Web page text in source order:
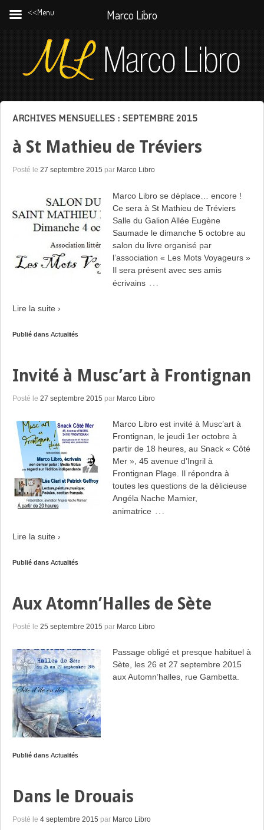
ARCHIVES MENSUELLES : SEPTEMBRE 2015
à St Mathieu de Tréviers
Posté le 27 septembre 2015 par Marco Libro
Marco Libro se déplace… encore !
Ce sera à St Mathieu de Tréviers
Salle du Galion Allée Eugène
Saumade le dimanche 5 octobre au
salon du livre organisé par
l’association « Les Mots Voyageurs »
Il sera présent avec ses amis
écrivains …
Lire la suite ›
Publié dans Actualités
Invité à Musc’art à Frontignan
Posté le 27 septembre 2015 par Marco Libro
Marco Libro est invité à Musc’art à
Frontignan, le jeudi 1er octobre à
partir de 18 heures, au Snack « Côté
Mer », 45 avenue d’Ingril à
Frontignan Plage. Il répondra à
toutes les questions de la délicieuse
Angéla Nache Mamier,
animatrice …
Lire la suite ›
Publié dans Actualités
Aux Atomn’Halles de Sète
Posté le 25 septembre 2015 par Marco Libro
Passage obligé et presque habituel à
Sète, les 26 et 27 septembre 2015
aux Automn’halles, rue Gambetta.
Publié dans Actualités
Dans le Drouais
Posté le 4 septembre 2015 par Marco Libro
˂˂Menu Marco Libro